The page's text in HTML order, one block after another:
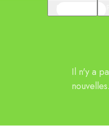
Il n'y a
nouvelles.